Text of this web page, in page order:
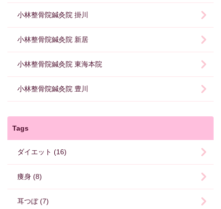
小林整骨院鍼灸院 掛川
小林整骨院鍼灸院 新居
小林整骨院鍼灸院 東海本院
小林整骨院鍼灸院 豊川
Tags
ダイエット (16)
痩身 (8)
耳つぼ (7)